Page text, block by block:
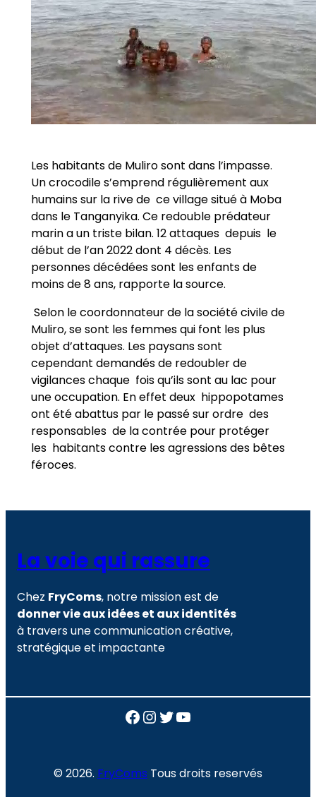
Les habitants de Muliro sont dans l’impasse.
Un crocodile s’emprend régulièrement aux
humains sur la rive de ce village situé à Moba
dans le Tanganyika. Ce redouble prédateur
marin a un triste bilan. 12 attaques depuis le
début de l’an 2022 dont 4 décès. Les
personnes décédées sont les enfants de
moins de 8 ans, rapporte la source.
Selon le coordonnateur de la société civile de
Muliro, se sont les femmes qui font les plus
objet d’attaques. Les paysans sont
cependant demandés de redoubler de
vigilances chaque fois qu’ils sont au lac pour
une occupation. En effet deux hippopotames
ont été abattus par le passé sur ordre des
responsables de la contrée pour protéger
les habitants contre les agressions des bêtes
féroces.
La voie qui rassure
Chez FryComs, notre mission est de
donner vie aux idées et aux identités
à travers une communication créative,
stratégique et impactante
Facebook
Instagram
Twitter
YouTube
© 2026. FryComs Tous droits reservés